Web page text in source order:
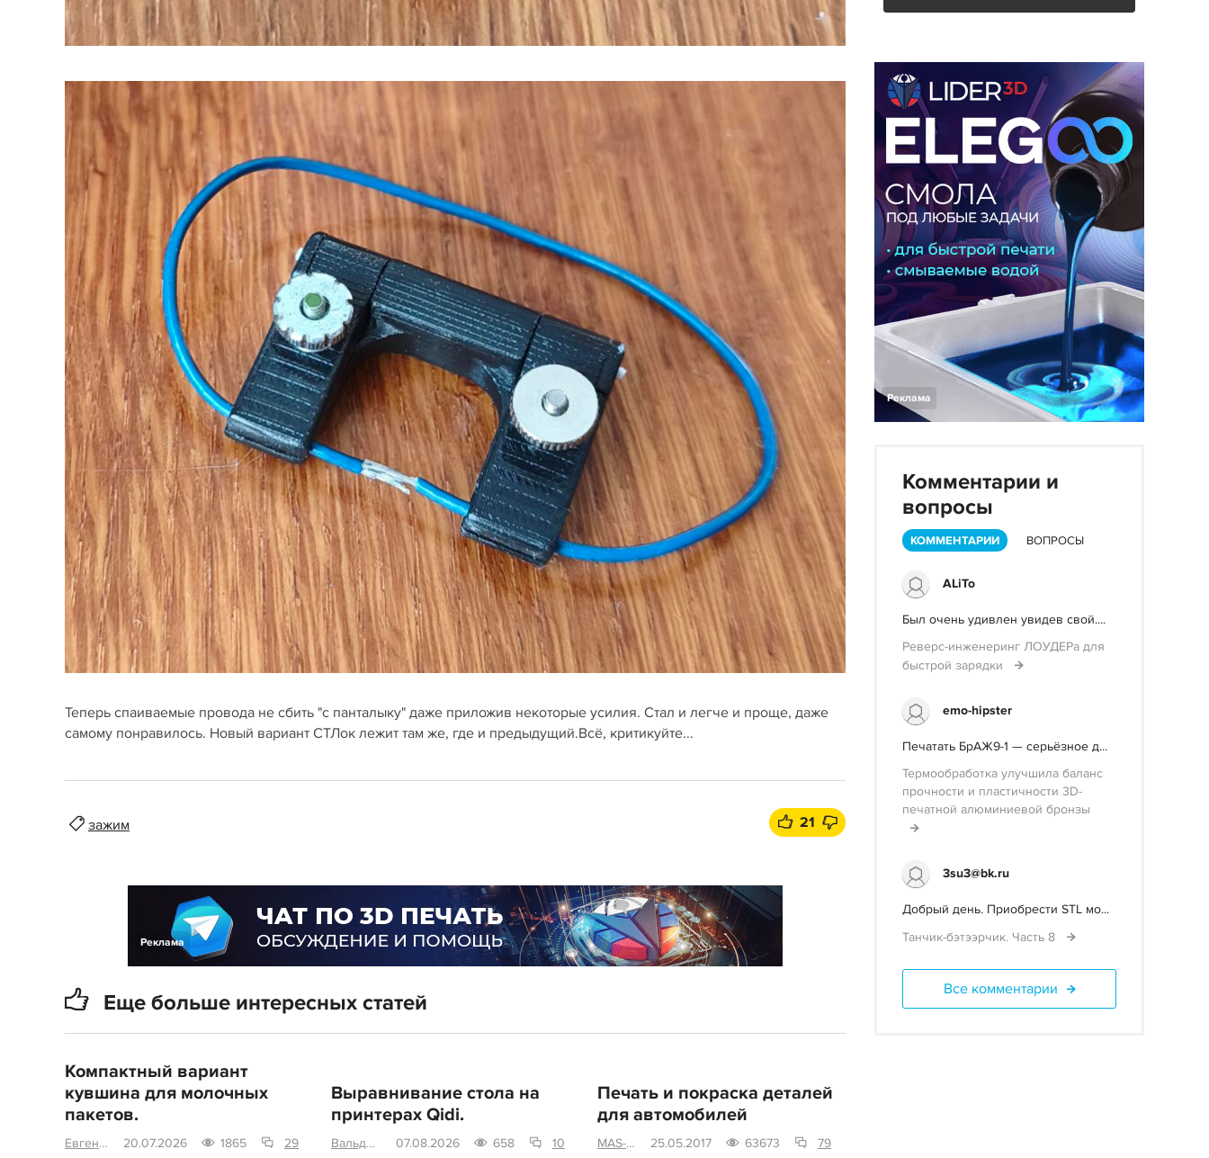
Теперь спаиваемые провода не сбить "с панталыку" даже приложив некоторые усилия. Стал и легче и проще, даже
самому понравилось. Новый вариант СТЛок лежит там же, где и предыдущий.Всё, критикуйте...
зажим 21
Еще больше интересных статей
Компактный вариант
кувшина для молочных
пакетов.
Евгениваныч 20.07.2026 1865 29
Выравнивание стола на
принтерах Qidi.
Вальдемариус 07.08.2026 658 10
Печать и покраска деталей
для автомобилей
MAS-terskaya 25.05.2017 63673 79
Реклама
Реклама
Комментарии и
вопросы
КОММЕНТАРИИ ВОПРОСЫ
ALiTo
Был очень удивлен увидев свой....
Реверс-инженеринг ЛОУДЕРа для
быстрой зарядки
emo-hipster
Печатать БрАЖ9-1 — серьёзное д...
Термообработка улучшила баланс
прочности и пластичности 3D-
печатной алюминиевой бронзы
3su3@bk.ru
Добрый день. Приобрести STL мо...
Танчик-бэтээрчик. Часть 8
Все комментарии